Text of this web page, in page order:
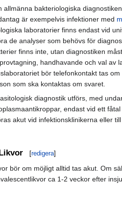
allmänna bakteriologiska
är exempelvis infektioner med
laboratorier finns endast vid
de analyser som behövs för
finns inte, utan diagnostiken
handhavande och val av
bör telefonkontakt tas
som ska kontaktas om svaret.
diagnostik utförs, med
endast vid ett
akut vid infektionsklinikerna eller
[redigera]
bör om möjligt alltid tas akut. Om
ca 1-2 veckor efter